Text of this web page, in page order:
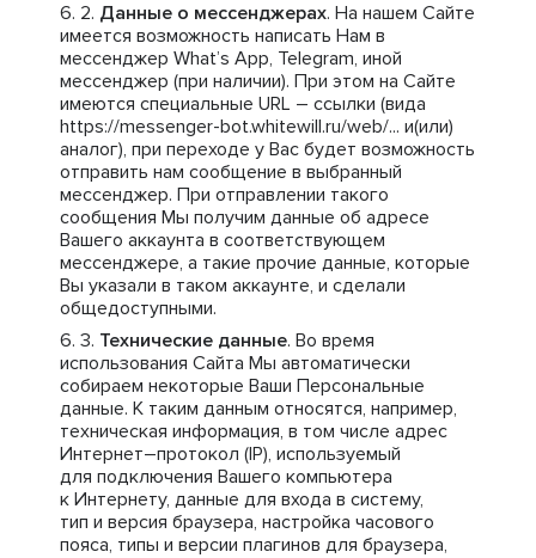
Данные о мессенджерах. На нашем Сайте
имеется возможность написать Нам в
мессенджер What’s App, Telegram, иной
мессенджер (при наличии). При этом на Сайте
имеются специальные URL – ссылки (вида
https://messenger-bot.whitewill.ru/web/... и(или)
аналог), при переходе у Вас будет возможность
отправить нам сообщение в выбранный
мессенджер. При отправлении такого
сообщения Мы получим данные об адресе
Вашего аккаунта в соответствующем
мессенджере, а такие прочие данные, которые
Вы указали в таком аккаунте, и сделали
общедоступными.
Технические данные. Во время
использования Сайта Мы автоматически
собираем некоторые Ваши Персональные
данные. К таким данным относятся, например,
техническая информация, в том числе адрес
Интернет–протокол (IP), используемый
для подключения Вашего компьютера
к Интернету, данные для входа в систему,
тип и версия браузера, настройка часового
пояса, типы и версии плагинов для браузера,